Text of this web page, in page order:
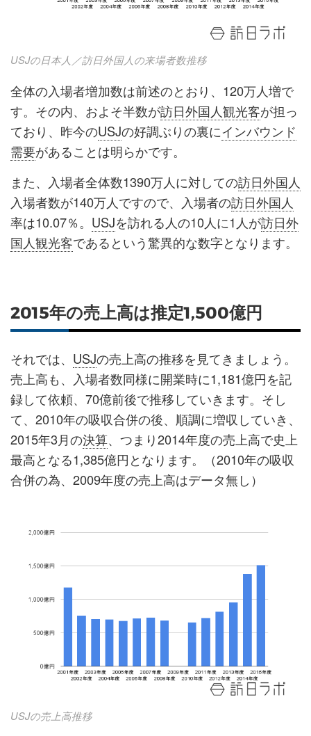
USJの日本人／訪日外国人の来場者数推移
全体の入場者増加数は前述のとおり、120万人増で
す。その内、およそ半数が訪日外国人観光客が担っ
ており、昨今のUSJの好調ぶりの裏にインバウンド
需要があることは明らかです。
また、入場者全体数1390万人に対しての訪日外国人
入場者数が140万人ですので、入場者の訪日外国人
率は10.07％。 USJを訪れる人の10人に1人が訪日外
国人観光客であるという驚異的な数字となります。
2015年の売上高は推定1,500億円
それでは、 USJの売上高の推移を見てきましょう。
売上高も、入場者数同様に開業時に1,181億円を記
録して依頼、70億前後で推移していきます。そし
て、2010年の吸収合併の後、順調に増収していき、
2015年3月の決算、つまり2014年度の売上高で史上
最高となる1,385億円となります。（2010年の吸収
合併の為、2009年度の売上高はデータ無し）
USJの売上高推移